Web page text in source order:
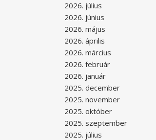
2026. július
2026. június
2026. május
2026. április
2026. március
2026. február
2026. január
2025. december
2025. november
2025. október
2025. szeptember
2025. július